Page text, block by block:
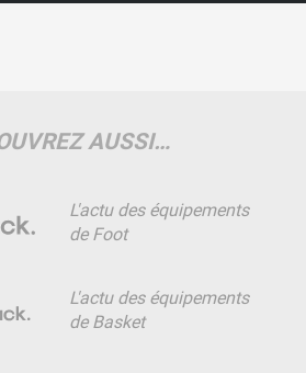
AUSSI…
L'actu des équipements
de Foot
L'actu des équipements
de Basket